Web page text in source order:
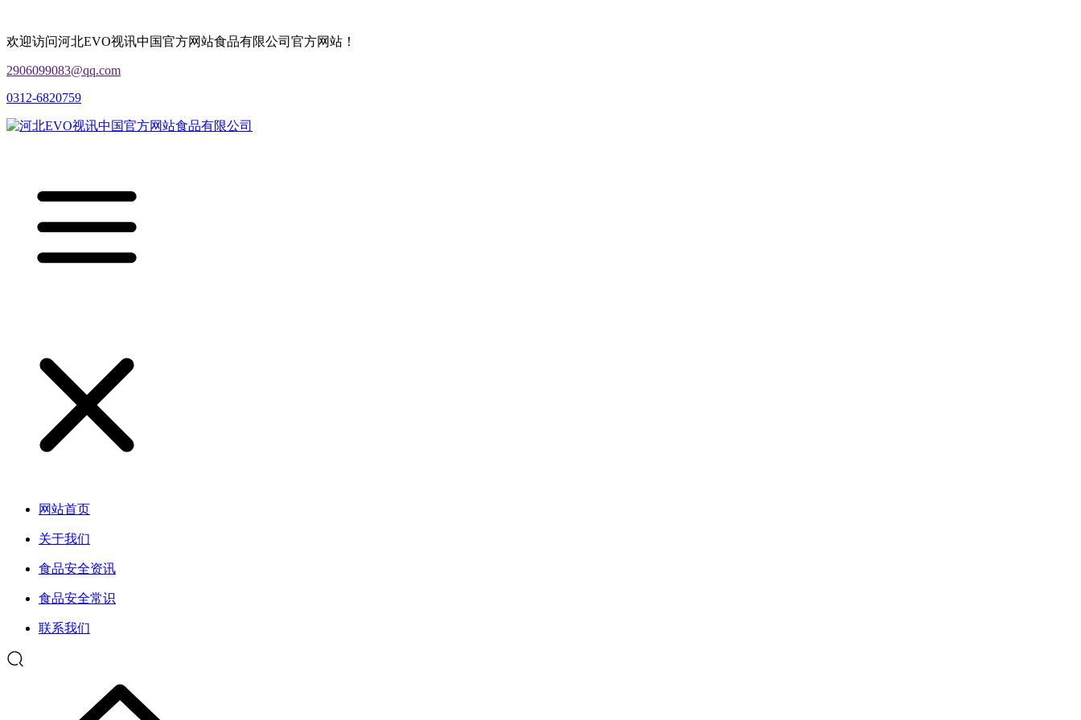
欢迎访问河北EVO视讯中国官方网站食品有限公司官方网站！
2906099083@qq.com
0312-6820759
网站首页
关于我们
食品安全资讯
食品安全常识
联系我们